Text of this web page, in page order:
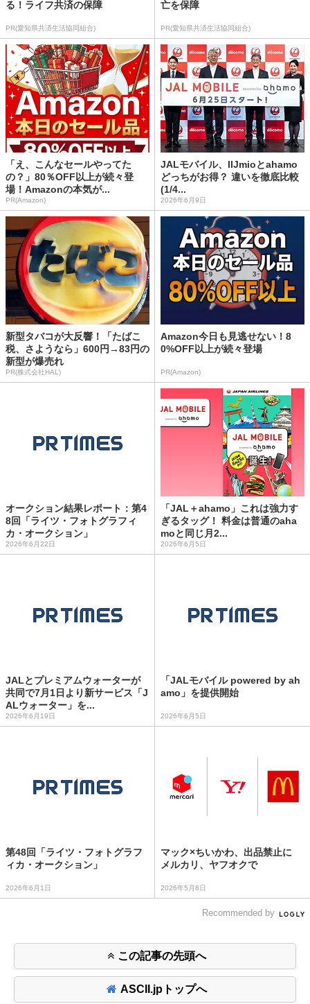
る！ライフ共済の保障
PR(愛知県共済生活協同組合)
亡を保障
PR(愛知県共済生活協同組合)
「え、こんなセールやってた
の？」80％OFF以上が続々登
場！Amazonの本気が...
PR(Amazon)
JALモバイル、IIJmioとahamo
どっちがお得？ 違いを徹底比較
(1/4...
2026年6月9日
新型タバコが大反響！「たばこ
税、さようなら」600円→83円の
新型が爆売れ
PR(株式会社HAL)
Amazon今日も見逃せない！8
0%OFF以上が続々登場
PR(Amazon)
オークション結果レポート：第4
8回「ライツ・フォトグラフィ
カ・オークション」
2026年6月22日
「JAL＋ahamo」これは強力す
ぎるタッグ！ 料金は普通のaha
moと同じ月2...
2026年6月5日
JALとプレミアムウォーターが
共同で7月1日より新サービス「J
ALウォーター」を...
2026年6月19日
「JALモバイル powered by ah
amo」を提供開始
2026年6月5日
第48回「ライツ・フォトグラフ
ィカ・オークション」
2026年6月1日
マック×ちいかわ、出品禁止に
メルカリ、ヤフオクで
2026年5月8日
Recommended by
この記事の先頭へ
ASCII.jpトップへ